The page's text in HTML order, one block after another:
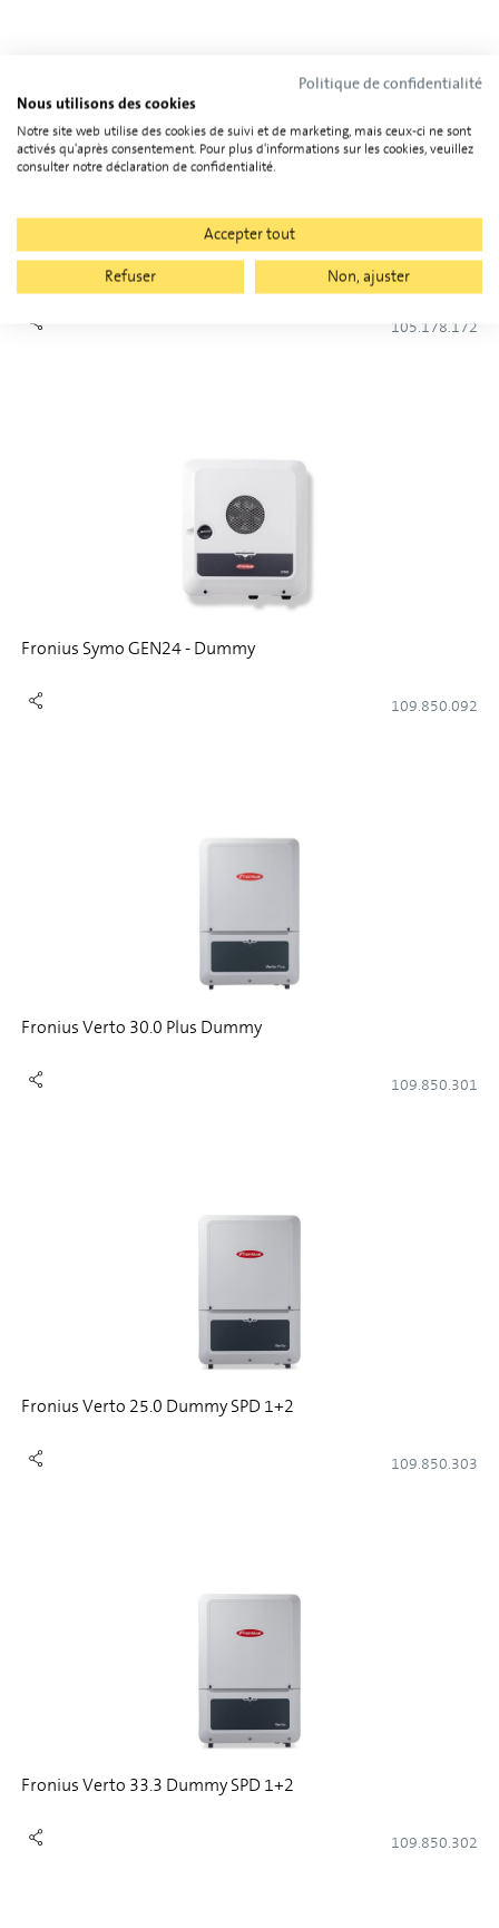
Fronius Argeno 125.0 AFCI SPD I/II
105.178.172
Fronius Symo GEN24 - Dummy
109.850.092
Fronius Verto 30.0 Plus Dummy
109.850.301
Fronius Verto 25.0 Dummy SPD 1+2
109.850.303
Fronius Verto 33.3 Dummy SPD 1+2
109.850.302
Politique de confidentialité
Nous utilisons des cookies
Notre site web utilise des cookies de suivi et de marketing, mais ceux-ci ne sont
activés qu'après consentement. Pour plus d'informations sur les cookies, veuillez
consulter notre déclaration de confidentialité.
Accepter tout
Refuser
Non, ajuster